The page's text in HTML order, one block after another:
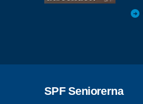
SPF Seniorerna